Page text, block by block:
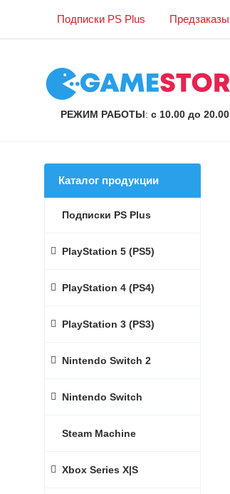
Подписки PS Plus Предзаказы
РЕЖИМ РАБОТЫ: с 10.00 до 20.00
Каталог продукции
Подписки PS Plus
PlayStation 5 (PS5)
PlayStation 4 (PS4)
PlayStation 3 (PS3)
Nintendo Switch 2
Nintendo Switch
Steam Machine
Xbox Series X|S